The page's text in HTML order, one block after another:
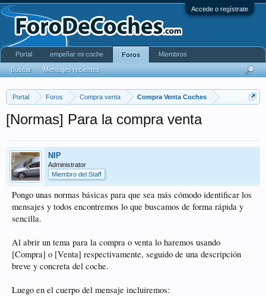
Accede o regístrate
Portal Foros Compra venta Compra Venta Coches
[Normas] Para la compra venta
NIP
Administrator
Miembro del Staff
Pongo unas normas básicas para que sea más cómodo identificar los
mensajes y todos encontremos lo que buscamos de forma rápida y
sencilla.
Al abrir un tema para la compra o venta lo haremos usando
[Compra] o [Venta] respectivamente, seguido de una descripción
breve y concreta del coche.
Luego en el cuerpo del mensaje incluiremos:
Portal empeñar mi coche Foros
Buscar Mensajes recientes
Miembros